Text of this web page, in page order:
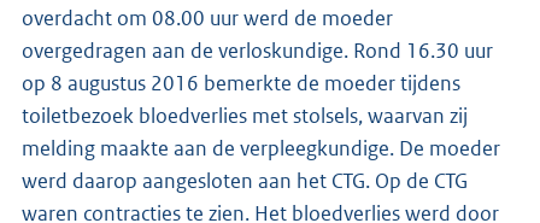
overdacht om 08.00 uur werd de moeder
overgedragen aan de verloskundige. Rond 16.30 uur
op 8 augustus 2016 bemerkte de moeder tijdens
toiletbezoek bloedverlies met stolsels, waarvan zij
melding maakte aan de verpleegkundige. De moeder
werd daarop aangesloten aan het CTG. Op de CTG
waren contracties te zien. Het bloedverlies werd door